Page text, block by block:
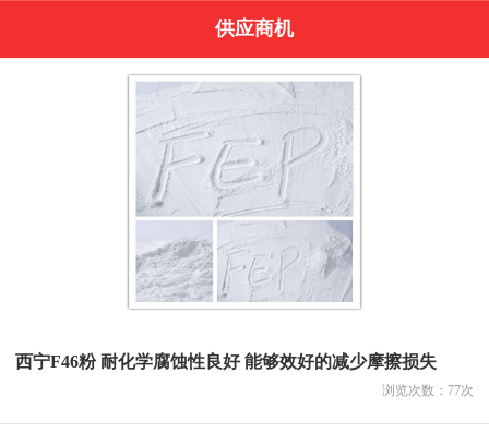
供应商机
西宁F46粉 耐化学腐蚀性良好 能够效好的减少摩擦损失
浏览次数： 77次